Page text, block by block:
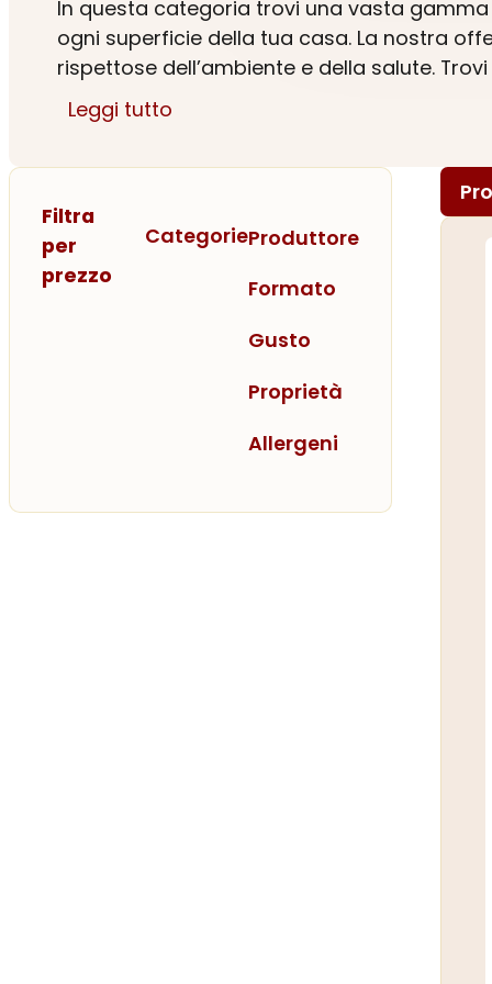
In questa categoria trovi una vasta
ogni superficie della tua casa. La nostra
rispettose dell’ambiente e della salute.
compromessi.
hai bisogno. Scopri la nostra selezione di
sostenibile non è mai stato così facile.
Leggi tutto
Filtra
per
prezzo
CategorieProduttore
Formato
Gusto
Proprietà
Allergeni